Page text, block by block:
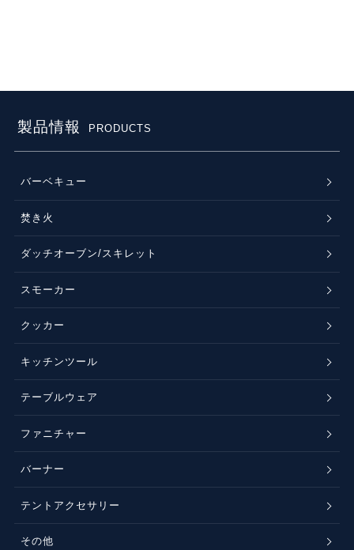
製品情報 PRODUCTS
バーベキュー
焚き火
ダッチオーブン/スキレット
スモーカー
クッカー
キッチンツール
テーブルウェア
ファニチャー
バーナー
テントアクセサリー
その他